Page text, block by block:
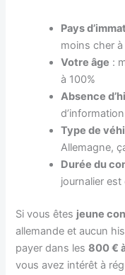
Pays
moins cher à
Votre âge :
à 100%
Absence
Type de
Allemagne,
Durée du
journalier est
Si vous êtes jeune
allemande et aucun
payer dans les800 €
vous avez intérêt à